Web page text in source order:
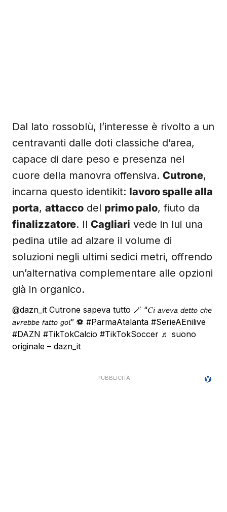
Dal lato rossoblù, l’interesse è rivolto a un
centravanti dalle doti classiche d’area,
capace di dare peso e presenza nel
cuore della manovra offensiva. Cutrone,
incarna questo identikit: lavoro spalle alla
porta, attacco del primo palo, fiuto da
finalizzatore. Il Cagliari vede in lui una
pedina utile ad alzare il volume di
soluzioni negli ultimi sedici metri, offrendo
un’alternativa complementare alle opzioni
già in organico.
@dazn_it Cutrone sapeva tutto 🪄 “𝐶𝑖 𝘢𝘷𝘦𝘷𝘢 𝘥𝘦𝘵𝘵𝘰 𝘤𝘩𝘦
𝘢𝘷𝘳𝘦𝘣𝘣𝘦 𝘧𝘢𝘵𝘵𝘰 𝘨𝘰𝘭” ⚽️ #ParmaAtalanta #SerieAEnilive
#DAZN #TikTokCalcio #TikTokSoccer ♬ suono
originale – dazn_it